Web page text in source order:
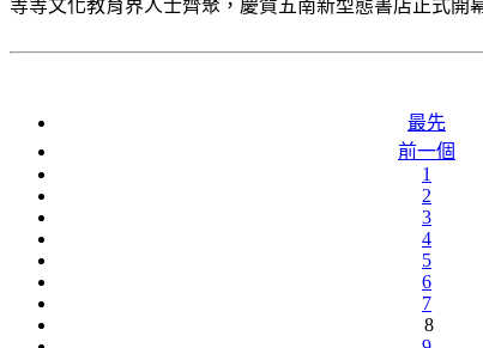
等等文化教育界人士齊聚，慶賀五南新型態書店正式開
最先
前一個
1
2
3
4
5
6
7
8